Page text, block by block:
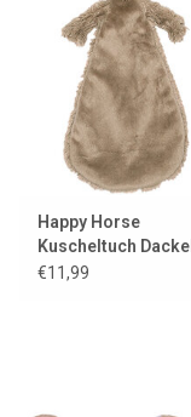
Happy Horse
Kuscheltuch Dackel
Duke
€11,99